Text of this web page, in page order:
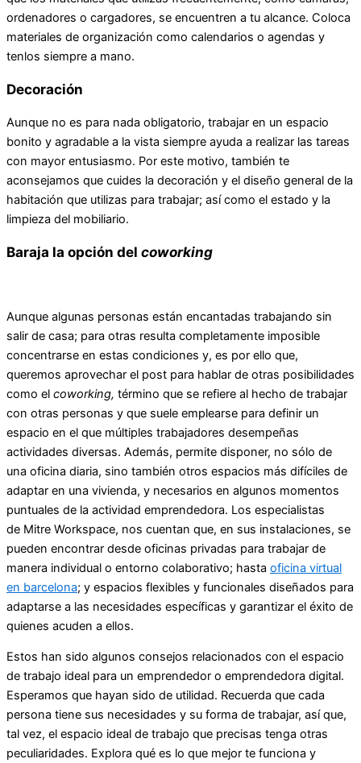
ordenadores o cargadores, se encuentren a tu alcance. Coloca
materiales de organización como calendarios o agendas y
tenlos siempre a mano.
Decoración
Aunque no es para nada obligatorio, trabajar en un espacio
bonito y agradable a la vista siempre ayuda a realizar las tareas
con mayor entusiasmo. Por este motivo, también te
aconsejamos que cuides la decoración y el diseño general de la
habitación que utilizas para trabajar; así como el estado y la
limpieza del mobiliario.
Baraja la opción del coworking
Aunque algunas personas están encantadas trabajando sin
salir de casa; para otras resulta completamente imposible
concentrarse en estas condiciones y, es por ello que,
queremos aprovechar el post para hablar de otras posibilidades
como el coworking, término que se refiere al hecho de trabajar
con otras personas y que suele emplearse para definir un
espacio en el que múltiples trabajadores desempeñas
actividades diversas. Además, permite disponer, no sólo de
una oficina diaria, sino también otros espacios más difíciles de
adaptar en una vivienda, y necesarios en algunos momentos
puntuales de la actividad emprendedora. Los especialistas
de Mitre Workspace, nos cuentan que, en sus instalaciones, se
pueden encontrar desde oficinas privadas para trabajar de
manera individual o entorno colaborativo; hasta oficina virtual
en barcelona; y espacios flexibles y funcionales diseñados para
adaptarse a las necesidades específicas y garantizar el éxito de
quienes acuden a ellos.
Estos han sido algunos consejos relacionados con el espacio
de trabajo ideal para un emprendedor o emprendedora digital.
Esperamos que hayan sido de utilidad. Recuerda que cada
persona tiene sus necesidades y su forma de trabajar, así que,
tal vez, el espacio ideal de trabajo que precisas tenga otras
peculiaridades. Explora qué es lo que mejor te funciona y